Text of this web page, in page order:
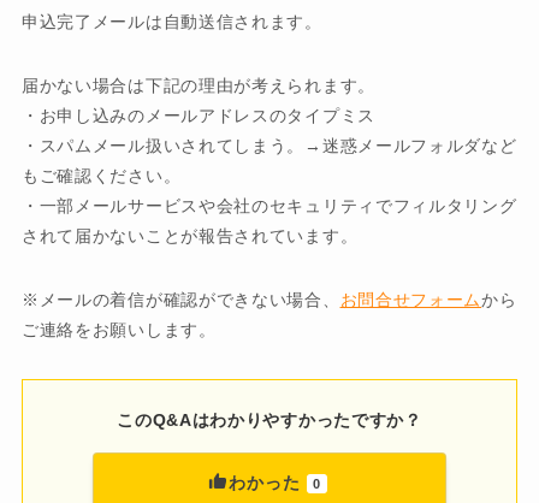
申込完了メールは自動送信されます。
届かない場合は下記の理由が考えられます。
・お申し込みのメールアドレスのタイプミス
・スパムメール扱いされてしまう。→迷惑メールフォルダなど
もご確認ください。
・一部メールサービスや会社のセキュリティでフィルタリング
されて届かないことが報告されています。
※メールの着信が確認ができない場合、 お問合せフォームから
ご連絡をお願いします。
このQ&Aはわかりやすかったですか？
わかった 0